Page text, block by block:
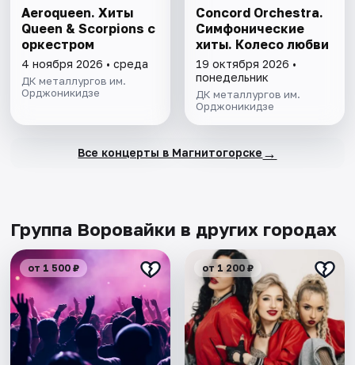
Aeroqueen. Хиты
Queen & Scorpions с
оркестром
4 ноября 2026 • среда
ДК металлургов им.
Орджоникидзе
Concord Orchestra.
Симфонические
хиты. Колесо любви
19 октября 2026 •
понедельник
ДК металлургов им.
Орджоникидзе
Все концерты в Магнитогорске →
Группа Воровайки в других городах
от 1 500 ₽ от 1 200 ₽